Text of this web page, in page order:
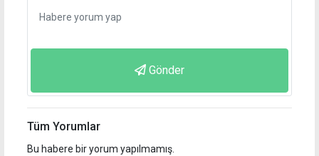
Gönder
Tüm Yorumlar
Bu habere bir yorum yapılmamış.